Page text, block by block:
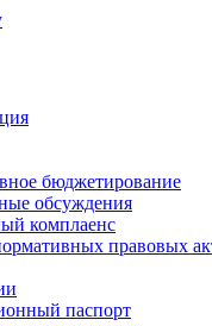
бюджетирование
обсуждения
комплаенс
правовых
паспорт